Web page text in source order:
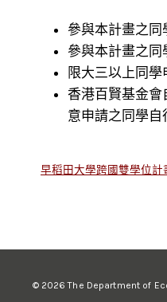
參與本計畫之同
參與本計畫之同
限大三以上同學
香港百賢基金會
意申請之同學
早稻田大學跨國雙學位計
© 2026 The Department of